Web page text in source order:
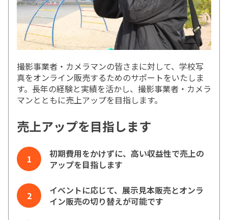
撮影事業者・カメラマンの皆さまに対して、学校写
真をオンライン販売するためのサポートをいたしま
す。長年の経験と実績を活かし、撮影事業者・カメラ
マンとともに売上アップを目指します。
売上アップを目指します
初期費用をかけずに、高い収益性で売上の
アップを目指します
イベントに応じて、展示見本販売とオンラ
イン販売の切り替えが可能です